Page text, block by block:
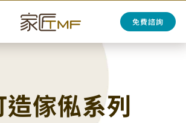
免費諮詢
傢俬系列